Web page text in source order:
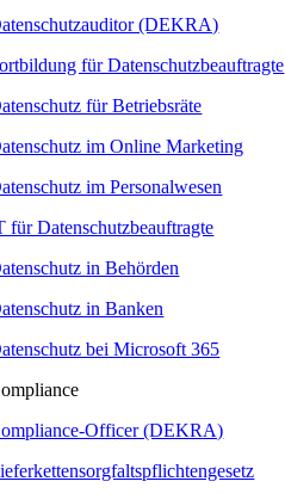
(DEKRA)
für Datenschutzbeauftragte
für Betriebsräte
im Online Marketing
im Personalwesen
für Datenschutzbeauftragte
in Behörden
in Banken
bei Microsoft 365
Officer (DEKRA)